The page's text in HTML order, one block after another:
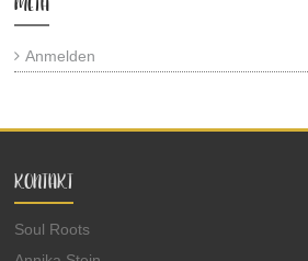
META
Anmelden
KONTAKT
Soul Roots